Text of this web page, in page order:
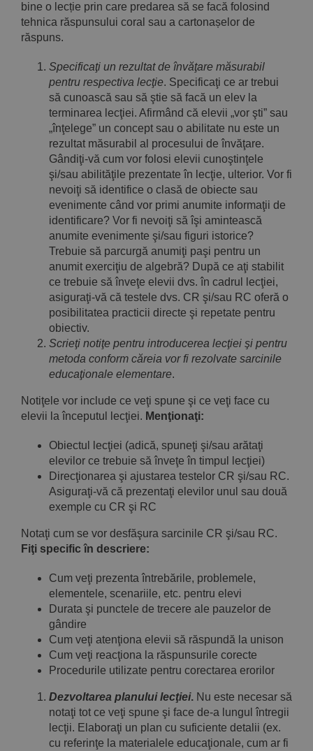
bine o lecție prin care predarea să se facă folosind
tehnica răspunsului coral sau a cartonașelor de
răspuns.
Specificaţi un rezultat de învăţare măsurabil
pentru respectiva lecţie. Specificaţi ce ar trebui
să cunoască sau să ştie să facă un elev la
terminarea lecţiei. Afirmând că elevii „vor şti” sau
„înţelege” un concept sau o abilitate nu este un
rezultat măsurabil al procesului de învăţare.
Gândiţi-vă cum vor folosi elevii cunoştinţele
şi/sau abilităţile prezentate în lecţie, ulterior. Vor fi
nevoiţi să identifice o clasă de obiecte sau
evenimente când vor primi anumite informaţii de
identificare? Vor fi nevoiţi să îşi amintească
anumite evenimente şi/sau figuri istorice?
Trebuie să parcurgă anumiţi paşi pentru un
anumit exerciţiu de algebră? După ce aţi stabilit
ce trebuie să înveţe elevii dvs. în cadrul lecţiei,
asiguraţi-vă că testele dvs. CR şi/sau RC oferă o
posibilitatea practicii directe şi repetate pentru
obiectiv.
Scrieţi notiţe pentru introducerea lecţiei şi pentru
metoda conform căreia vor fi rezolvate sarcinile
educaţionale elementare.
Notiţele vor include ce veţi spune şi ce veţi face cu
elevii la începutul lecţiei. Menţionaţi:
Obiectul lecţiei (adică, spuneţi şi/sau arătaţi
elevilor ce trebuie să înveţe în timpul lecţiei)
Direcţionarea şi ajustarea testelor CR şi/sau RC.
Asiguraţi-vă că prezentaţi elevilor unul sau două
exemple cu CR şi RC
Notaţi cum se vor desfăşura sarcinile CR şi/sau RC.
Fiţi specific în descriere:
Cum veţi prezenta întrebările, problemele,
elementele, scenariile, etc. pentru elevi
Durata şi punctele de trecere ale pauzelor de
gândire
Cum veţi atenţiona elevii să răspundă la unison
Cum veţi reacţiona la răspunsurile corecte
Procedurile utilizate pentru corectarea erorilor
Dezvoltarea planului lecţiei. Nu este necesar să
notaţi tot ce veţi spune şi face de-a lungul întregii
lecţii. Elaboraţi un plan cu suficiente detalii (ex.
cu referinţe la materialele educaţionale, cum ar fi